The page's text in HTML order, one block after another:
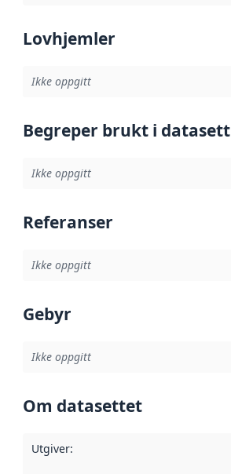
Lovhjemler
Ikke oppgitt
Begreper brukt i datasett
Ikke oppgitt
Referanser
Ikke oppgitt
Gebyr
Ikke oppgitt
Om datasettet
Utgiver: